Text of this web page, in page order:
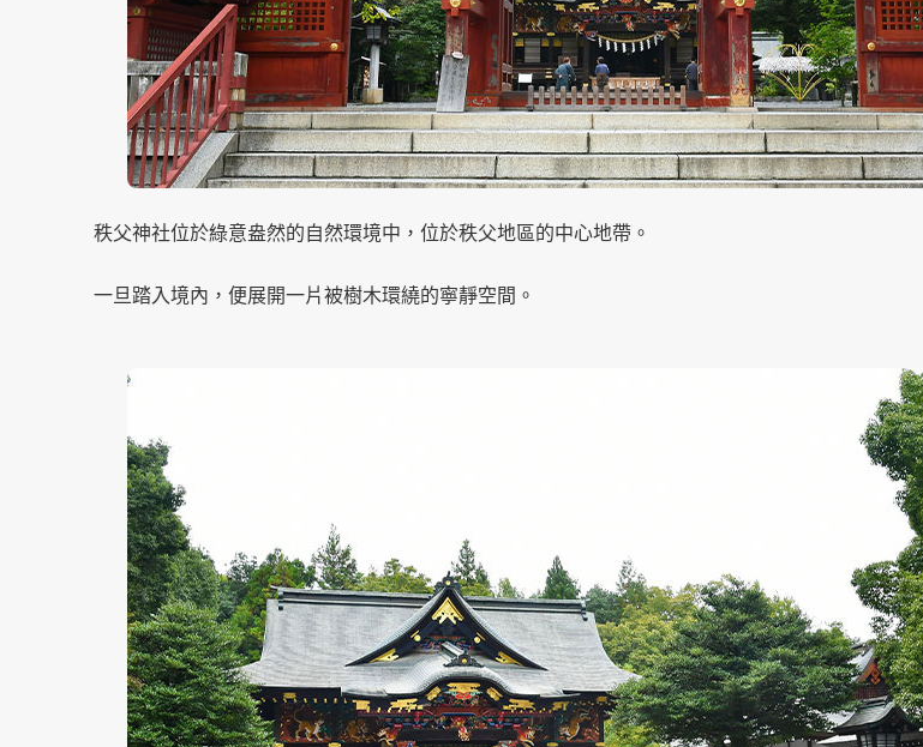
秩父神社位於綠意盎然的自然環境中，位於秩父地區的中心地帶。
一旦踏入境內，便展開一片被樹木環繞的寧靜空間。